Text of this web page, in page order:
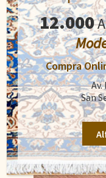
12.000
Compra
Av.
San